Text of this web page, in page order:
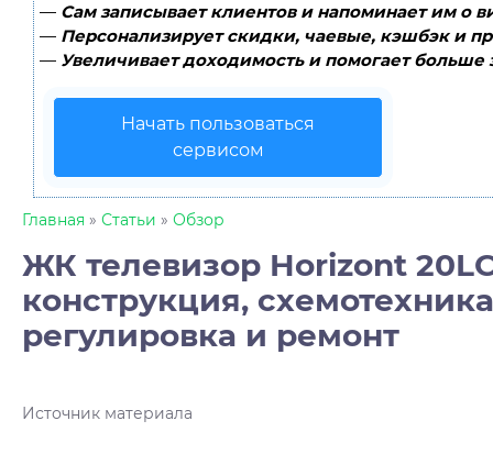
— Сам записывает клиентов и напоминает им о
— Персонализирует скидки, чаевые, кэшбэк и
— Увеличивает доходимость и помогает больше
Начать пользоваться
сервисом
Главная » Статьи » Обзор
ЖК телевизор Horizont
конструкция,
регулировка и ремонт
Источник материала